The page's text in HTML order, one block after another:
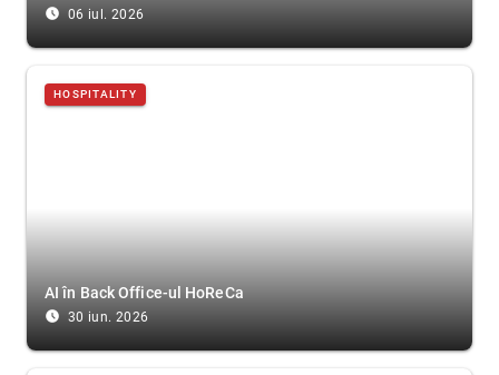
access_time_filled 06 iul. 2026
HOSPITALITY
AI în Back Office-ul HoReCa
access_time_filled 30 iun. 2026